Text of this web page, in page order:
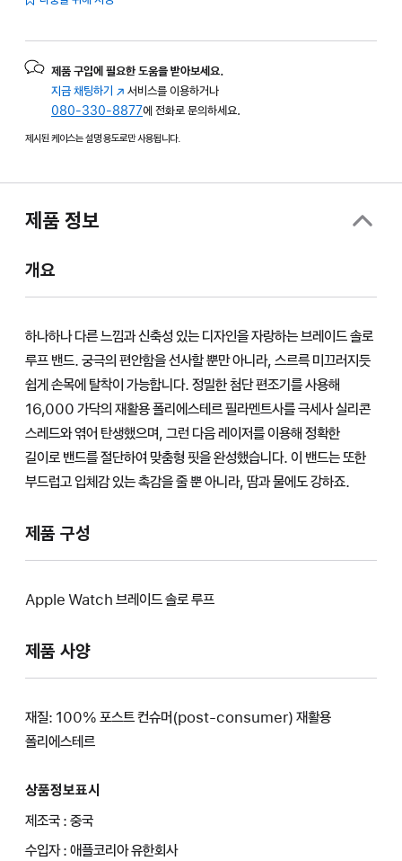
제품 구입에 필요한 도움을 받아보세요.
지금 채팅하기 (새
창에서
열림)
서비스를 이용하거나
080-330-8877에 전화로 문의하세요.
제시된 케이스는 설명 용도로만 사용됩니다.
제품 정보
개요
하나하나 다른 느낌과 신축성 있는 디자인을 자랑하는 브레이드 솔로
루프 밴드. 궁극의 편안함을 선사할 뿐만 아니라, 스르륵 미끄러지듯
쉽게 손목에 탈착이 가능합니다. 정밀한 첨단 편조기를 사용해
16,000 가닥의 재활용 폴리에스테르 필라멘트사를 극세사 실리콘
스레드와 엮어 탄생했으며, 그런 다음 레이저를 이용해 정확한
길이로 밴드를 절단하여 맞춤형 핏을 완성했습니다. 이 밴드는 또한
부드럽고 입체감 있는 촉감을 줄 뿐 아니라, 땀과 물에도 강하죠.
제품 구성
Apple Watch 브레이드 솔로 루프
제품 사양
재질: 100% 포스트 컨슈머(post-consumer) 재활용
폴리에스테르
상품정보표시
제조국 : 중국
수입자 : 애플코리아 유한회사